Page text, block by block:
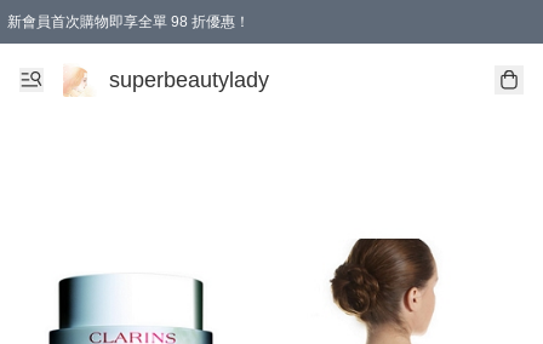
新會員首次購物即享全單 98 折優惠！
會員折扣優惠
superbeautylady